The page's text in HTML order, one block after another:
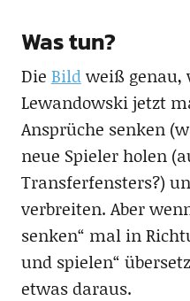
Was tun?
Die Bildweiß genau,
Lewandowski jetzt
Ansprüche senken
neue Spieler holen
Transferfensters?)
verbreiten. Aber
senken“ mal in
und spielen“
etwas daraus.